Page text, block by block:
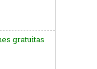
gratuitas